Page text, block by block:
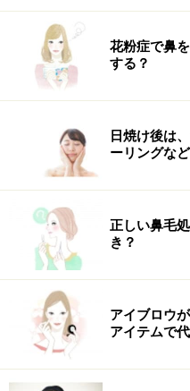
花粉症で鼻
する？
日焼け後は
ーリングな
正しい鼻毛
き？
アイブロウ
アイテムで